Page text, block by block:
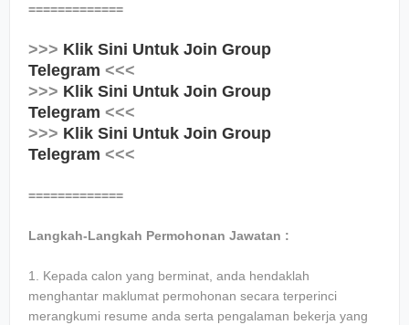
=============
>>> Klik Sini Untuk Join Group
Telegram <<<
>>> Klik Sini Untuk Join Group
Telegram <<<
>>> Klik Sini Untuk Join Group
Telegram <<<
=============
Langkah-Langkah Permohonan Jawatan :
1. Kepada calon yang berminat, anda hendaklah
menghantar maklumat permohonan secara terperinci
merangkumi resume anda serta pengalaman bekerja yang